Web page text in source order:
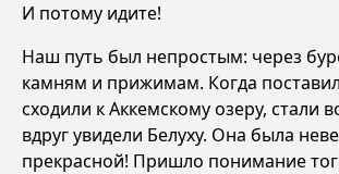
И потому идите!
Наш путь был непростым: через
камням и прижимам. Когда
сходили к Аккемскому озеру, стали
вдруг увидели Белуху. Она была
прекрасной! Пришло понимание